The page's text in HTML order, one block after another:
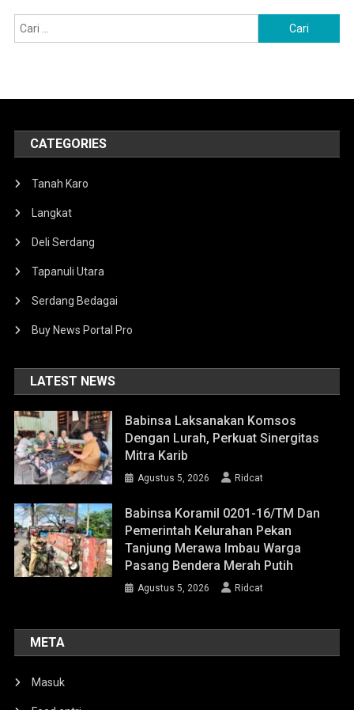
untuk:
CATEGORIES
Tanah Karo
Langkat
Deli Serdang
Tapanuli Utara
Serdang Bedagai
Buy News Portal Pro
LATEST NEWS
Babinsa Laksanakan Komsos
Dengan Lurah, Perkuat Sinergitas
Mitra Karib
Agustus 5, 2026 Ridcat
Babinsa Koramil 0201-16/TM Dan
Pemerintah Kelurahan Pekan
Tanjung Merawa Imbau Warga
Pasang Bendera Merah Putih
Agustus 5, 2026 Ridcat
META
Masuk